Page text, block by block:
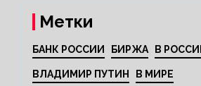
Метки
БАНК РОССИИ БИРЖА В
ВЛАДИМИР ПУТИН В МИРЕ